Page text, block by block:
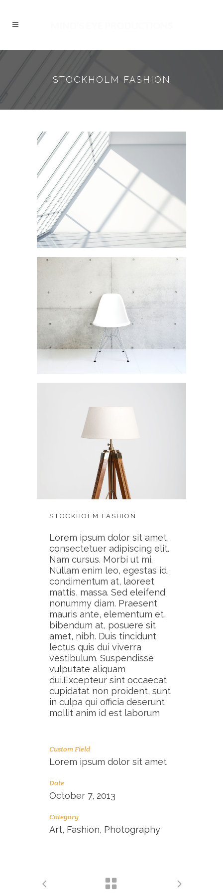
STOCKHOLM FASHION
STOCKHOLM FASHION
Lorem ipsum dolor sit amet,
consectetuer adipiscing elit.
Nam cursus. Morbi ut mi.
Nullam enim leo, egestas id,
condimentum at, laoreet
mattis, massa. Sed eleifend
nonummy diam. Praesent
mauris ante, elementum et,
bibendum at, posuere sit
amet, nibh. Duis tincidunt
lectus quis dui viverra
vestibulum. Suspendisse
vulputate aliquam
dui.Excepteur sint occaecat
cupidatat non proident, sunt
in culpa qui officia deserunt
mollit anim id est laborum
Custom Field
Lorem ipsum dolor sit amet
Date
October 7, 2013
Category
Art, Fashion, Photography